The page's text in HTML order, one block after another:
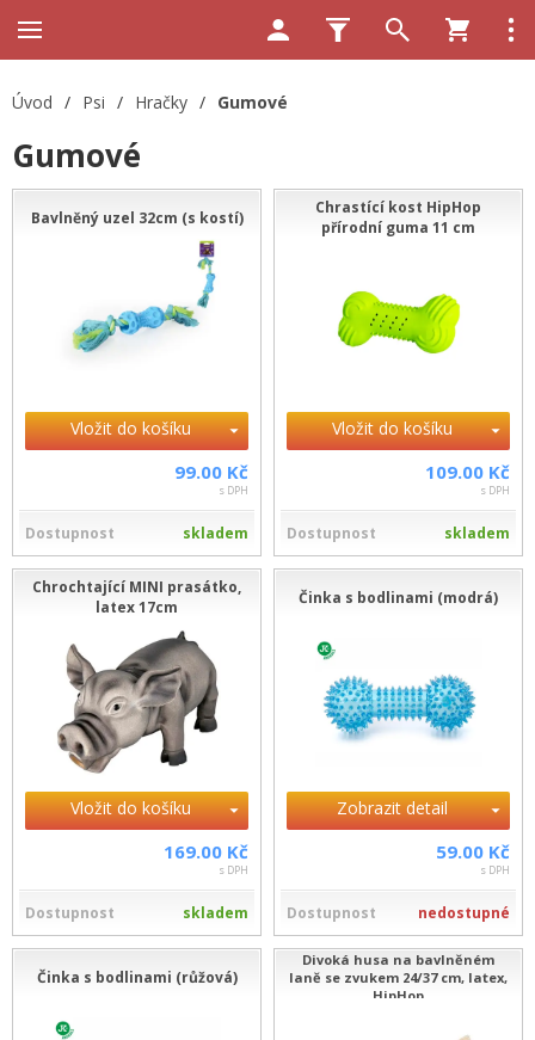
Úvod / Psi / Hračky / Gumové
Gumové
Bavlněný uzel 32cm (s kostí)
Vložit do košíku
99.00 Kč
s DPH
Dostupnost skladem
Chrastící kost HipHop
přírodní guma 11 cm
Vložit do košíku
109.00 Kč
s DPH
Dostupnost skladem
Chrochtající MINI prasátko,
latex 17cm
Vložit do košíku
169.00 Kč
s DPH
Dostupnost skladem
Činka s bodlinami (modrá)
Zobrazit detail
59.00 Kč
s DPH
Dostupnost nedostupné
Činka s bodlinami (růžová)
Divoká husa na bavlněném
laně se zvukem 24/37 cm, latex,
HipHop